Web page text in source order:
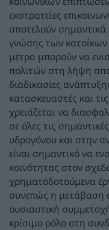
εκστρατείες
αποτελούν σημαντικά
γνώσης των κατοίκων
μέτρα μπορούν να
πολιτών στη λήψη
διαδικασίες
κατασκευαστές και
χρειάζεται να
σε όλες τις
υδρογόνου και στην
είναι σημαντικό να
κοινότητας στον
χρηματοδοτούμενα
συνεπώς η μετάβαση
ουσιαστική
κρίσιμο ρόλο στη